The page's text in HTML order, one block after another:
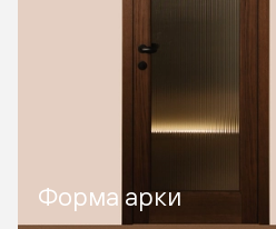
Форма арки